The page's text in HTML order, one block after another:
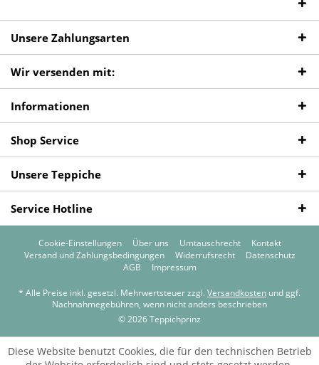
Unsere Zahlungsarten
Wir versenden mit:
Informationen
Shop Service
Unsere Teppiche
Service Hotline
Cookie-Einstellungen Über uns Umtauschrecht
Kontakt
Versand und Zahlungsbedingungen
Widerrufsrecht
Datenschutz
AGB
Impressum
* Alle Preise inkl. gesetzl. Mehrwertsteuer zzgl. Versandkosten und ggf.
Nachnahmegebühren, wenn nicht anders beschrieben
© 2026 Teppichprinz
Diese Website benutzt Cookies, die für den technischen Betrieb